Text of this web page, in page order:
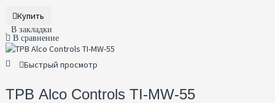
Купить
В закладки
В сравнение
Быстрый просмотр
ТРВ Alco Controls TI-MW-55